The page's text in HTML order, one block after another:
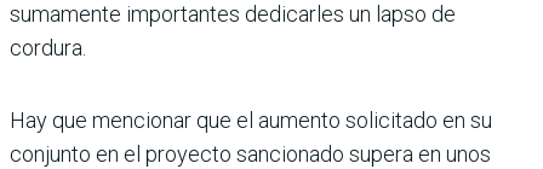
sumamente importantes dedicarles un lapso de
cordura.
Hay que mencionar que el aumento solicitado en su
conjunto en el proyecto sancionado supera en unos